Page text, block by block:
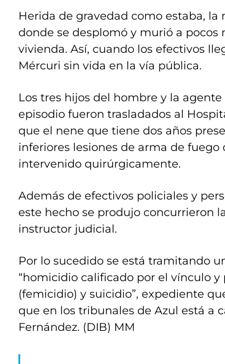
Herida de gravedad como estaba, la
donde se desplomó y murió a pocos
vivienda. Así, cuando los efectivos
Mércuri sin vida en la vía pública.
Los tres hijos del hombre y la
episodio fueron trasladados al
que el nene que tiene dos años
inferiores lesiones de arma de
intervenido quirúrgicamente.
Además de efectivos policiales y
este hecho se produjo concurrieron
instructor judicial.
Por lo sucedido se está tramitando
“homicidio calificado por el vínculo
(femicidio) y suicidio”, expediente
que en los tribunales de Azul está a
Fernández. (DIB) MM